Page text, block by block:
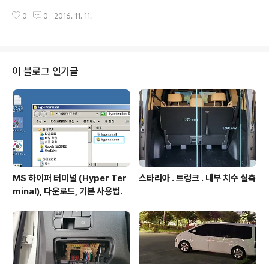
0 0 2016. 11. 11.
이 블로그 인기글
MS 하이퍼 터미널 (Hyper Ter
minal), 다운로드, 기본 사용법.
스타리아 . 트렁크 . 내부 치수 실측